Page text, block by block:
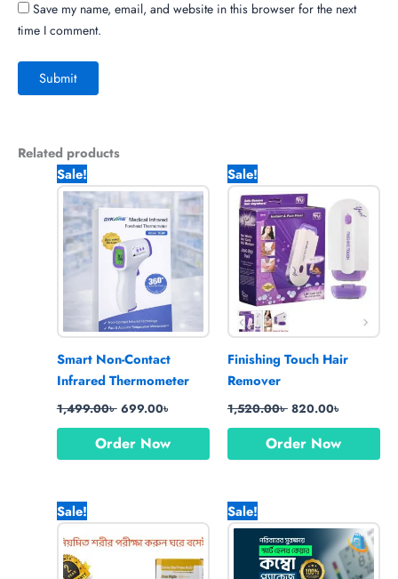
Save my name, email, and website in this browser for the next
time I comment.
Related products
Sale!
Smart Non-Contact
Infrared Thermometer
1,499.00৳
price
was:
1,499.00৳ .
699.00৳
price
is:
699.00৳ .
Order Now
Sale!
Finishing Touch Hair
Remover
1,520.00৳
price
was:
1,520.00৳ .
820.00৳
price
is:
820.00৳ .
Order Now
Sale!
price
was:
price
is:
Sale!
price
was:
3,200.00৳ .
price
is: